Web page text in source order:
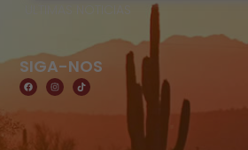
SIGA-NOS